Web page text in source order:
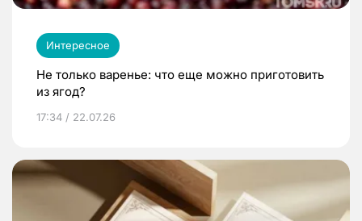
Интересное
Не только варенье: что еще можно приготовить
из ягод?
17:34 / 22.07.26